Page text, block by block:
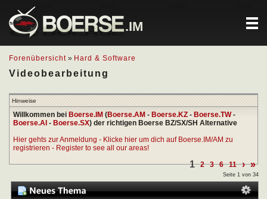
.IM
Forenübersicht » Hard & Software
Videobearbeitung
Hinweise
Willkommen bei Boerse.IM (Boerse.AM - Boerse.KZ - Boerse.TW-
Boerse.AI - Boerse.SX) der richtigen Boerse BZ/SX/SH Alternative
Hier gehts zur Anmeldung - Klicke hier um dich auf Boerse.IM/AM zu
registrieren - Register to see all our areas!
1 2 3 6 11 › »
Seite 1 von 34